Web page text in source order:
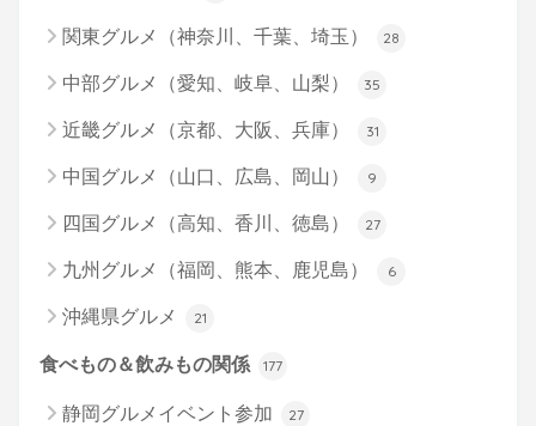
関東グルメ（神奈川、千葉、埼玉） 28
中部グルメ（愛知、岐阜、山梨） 35
近畿グルメ（京都、大阪、兵庫） 31
中国グルメ（山口、広島、岡山） 9
四国グルメ（高知、香川、徳島） 27
九州グルメ（福岡、熊本、鹿児島） 6
沖縄県グルメ 21
食べもの＆飲みもの関係 177
静岡グルメイベント参加 27